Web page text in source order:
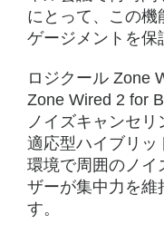
にとって、この機
ゲージメントを保
ロジクール Zone
Zone Wired 2 for
ノイズキャンセ
適応型ハイブリッ
環境で周囲のノイ
ザーが集中力を維
す。